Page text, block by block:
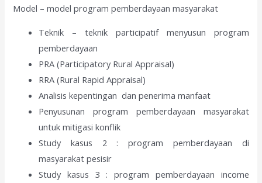
Model – model program pemberdayaan masyarakat
Teknik – teknik participatif menyusun program
pemberdayaan
PRA (Participatory Rural Appraisal)
RRA (Rural Rapid Appraisal)
Analisis kepentingan dan penerima manfaat
Penyusunan program pemberdayaan masyarakat
untuk mitigasi konflik
Study kasus 2 : program pemberdayaan di
masyarakat pesisir
Study kasus 3 : program pemberdayaan income